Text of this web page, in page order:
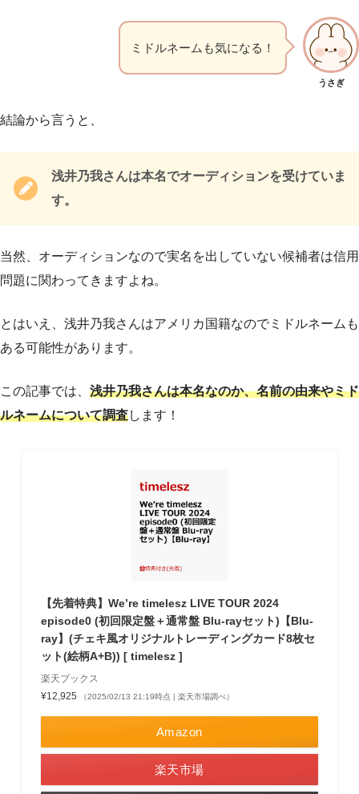
うさぎ
ミドルネームも気になる！
結論から言うと、
浅井乃我さんは本名でオーディションを受けていま
す。
当然、オーディションなので実名を出していない候補者は信用
問題に関わってきますよね。
とはいえ、浅井乃我さんはアメリカ国籍なのでミドルネームも
ある可能性があります。
この記事では、 浅井乃我さんは本名なのか、名前の由来やミド
ルネームについて調査します！
【先着特典】We’re timelesz LIVE TOUR 2024
episode0 (初回限定盤＋通常盤 Blu-rayセット)【Blu-
ray】(チェキ風オリジナルトレーディングカード8枚セ
ット(絵柄A+B)) [ timelesz ]
楽天ブックス
¥12,925
（2025/02/13 21:19時点 | 楽天市場調べ）
Amazon
楽天市場